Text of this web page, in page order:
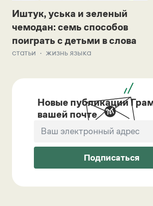
Иштук, уська и зеленый
чемодан: семь способов
поиграть с детьми в слова
статьи жизнь языка
Новые публикации
вашей почте
Подписаться